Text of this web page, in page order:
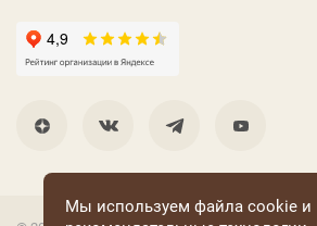
Мы используем файла cookie и